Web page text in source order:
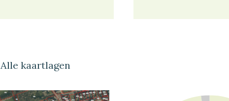
Alle kaartlagen